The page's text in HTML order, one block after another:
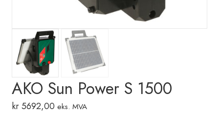
AKO Sun Power S 1500
kr5692,00 eks. MVA